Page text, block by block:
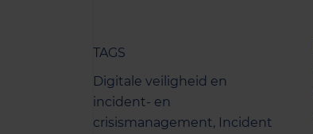
TAGS
Digitale veiligheid en
incident- en
crisismanagement, Incident